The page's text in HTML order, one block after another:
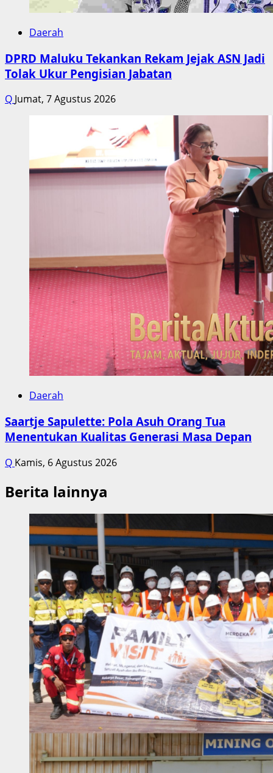
Daerah
DPRD Maluku Tekankan Rekam Jejak ASN Jadi
Tolak Ukur Pengisian Jabatan
Q Jumat, 7 Agustus 2026
Daerah
Saartje Sapulette: Pola Asuh Orang Tua
Menentukan Kualitas Generasi Masa Depan
Q Kamis, 6 Agustus 2026
Berita lainnya